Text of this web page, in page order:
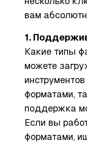
вам
1.
Какие типы
можете
форматами,
поддержка
Если вы
форматами,